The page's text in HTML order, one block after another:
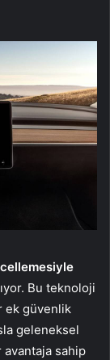
Bu teknoloji
ek güvenlik
geleneksel
sahip